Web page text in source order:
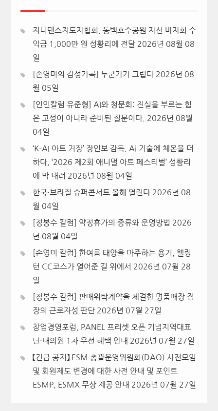
지니댄스지도자협회, 동백호수공원 자선 바자회 수
익금 1,000만 원 성황리에 전달 2026년 08월 08
일
[손영미의 감성가곡] 누군가가 그립다 2026년 08
월 05일
[인인칼럼 유준형] AI와 청문회: 진실을 부르는 힘
은 고성이 아니라 준비된 질문이다.
2026년 08월
04일
‘K-AI 아트 거장’ 장인보 감독, Ai 기술에 체온을 더
하다, ‘2026 제2회 애니멀 아트 페스티벌’ 성황리
에 막 내려 2026년 08월 04일
한국·브라질 슈퍼콘서트 올해 열린다 2026년 08
월 04일
[정봉수 칼럼] 약정휴가의 종류와 운영방법 2026
년 08월 04일
[손영미 칼럼] 한여름 태양을 마주하는 용기, 웰링
턴 CC코스가 열어준 길 위에서 2026년 07월 28
일
[정봉수 칼럼] 판매위탁계약을 체결한 명품매장 점
장의 근로자성 판단 2026년 07월 27일
창업경영포럼, PANEL 프리셋 오픈 기념지역대표
단·대의원 1차 우선 혜택 안내 2026년 07월 27일
【긴급 공지】 ESM 총괄운영위원회(DAO) 사전모임
및 회원제도 변경에 대한 사전 안내 및 포인트
ESMP, ESMX 무상 제공 안내 2026년 07월 27일